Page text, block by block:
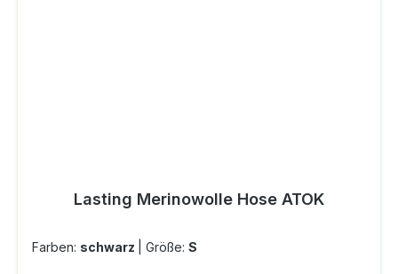
Lasting Merinowolle Hose ATOK
Farben: schwarz Größe: S